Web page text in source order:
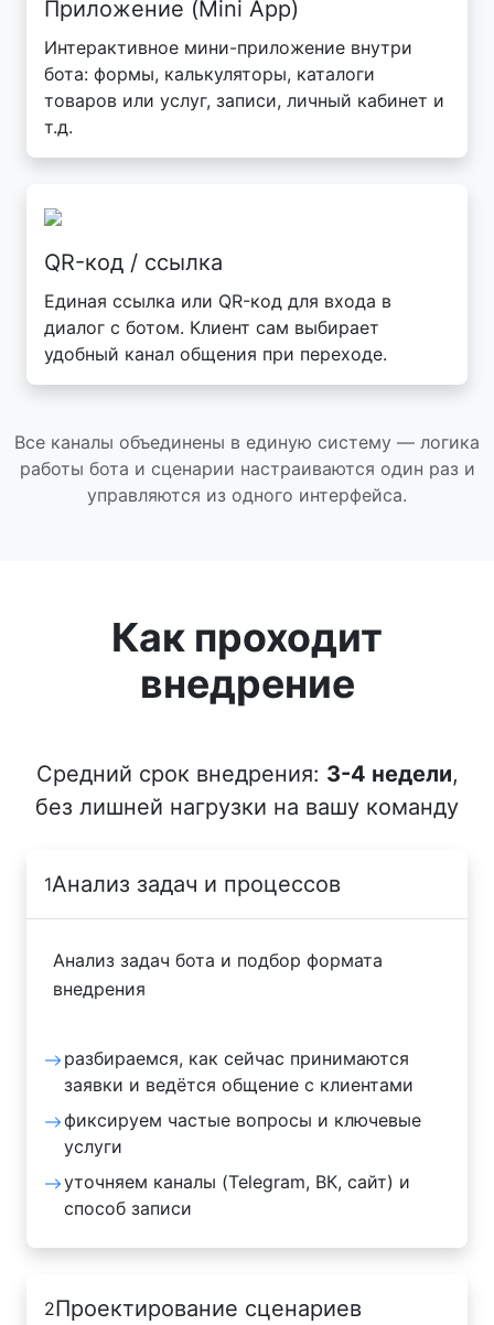
Приложение (Mini App)
Интерактивное мини-приложение внутри
бота: формы, калькуляторы, каталоги
товаров или услуг, записи, личный кабинет и
т.д.
QR-код / ссылка
Единая ссылка или QR-код для входа в
диалог с ботом. Клиент сам выбирает
удобный канал общения при переходе.
Все каналы объединены в единую систему — логика
работы бота и сценарии настраиваются один раз и
управляются из одного интерфейса.
Как проходит
внедрение
Средний срок внедрения: 3-4 недели,
без лишней нагрузки на вашу команду
1Анализ задач и процессов
Анализ задач бота и подбор формата
внедрения
разбираемся, как сейчас принимаются
заявки и ведётся общение с клиентами
фиксируем частые вопросы и ключевые
услуги
уточняем каналы (Telegram, ВК, сайт) и
способ записи
2Проектирование сценариев